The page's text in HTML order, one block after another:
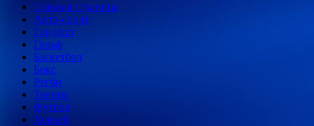
Главная страница
Авто-спорт
Гандбол
Гольф
Баскетбол
Бокс
Регби
Теннис
Футбол
Хоккей